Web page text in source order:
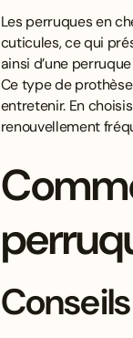
Les perruques en
cuticules, ce qui
ainsi d’une
Ce type de
entretenir. En
renouvellement